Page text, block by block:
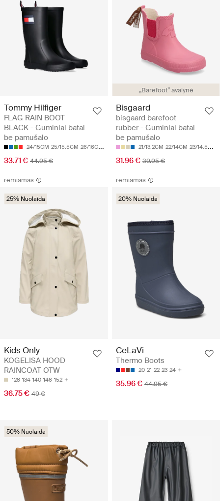
Tommy Hilfiger
FLAG RAIN BOOT
BLACK - Guminiai batai
be pamušalo
24/15CM 25/15.5CM 26/16CM 27/17CM 28/17.5CM
33.71 € 44.95 €
„Barefoot” avalynė
Bisgaard
bisgaard barefoot
rubber - Guminiai batai
be pamušalo
21/13.2CM 22/14CM 23/14.5CM
31.96 € 39.95 €
remiamas
25% Nuolaida
Kids Only
KOGELISA HOOD
RAINCOAT OTW
128 134 140 146 152
36.75 € 49 €
remiamas
20% Nuolaida
CeLaVi
Thermo Boots
20 21 22 23 24
35.96 € 44.95 €
50% Nuolaida